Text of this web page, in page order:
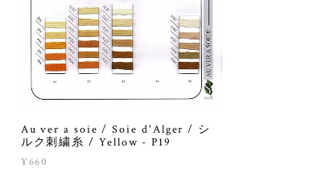
Au ver a soie / Soie d'Alger / シ
ルク刺繍糸 / Yellow - P19
¥660